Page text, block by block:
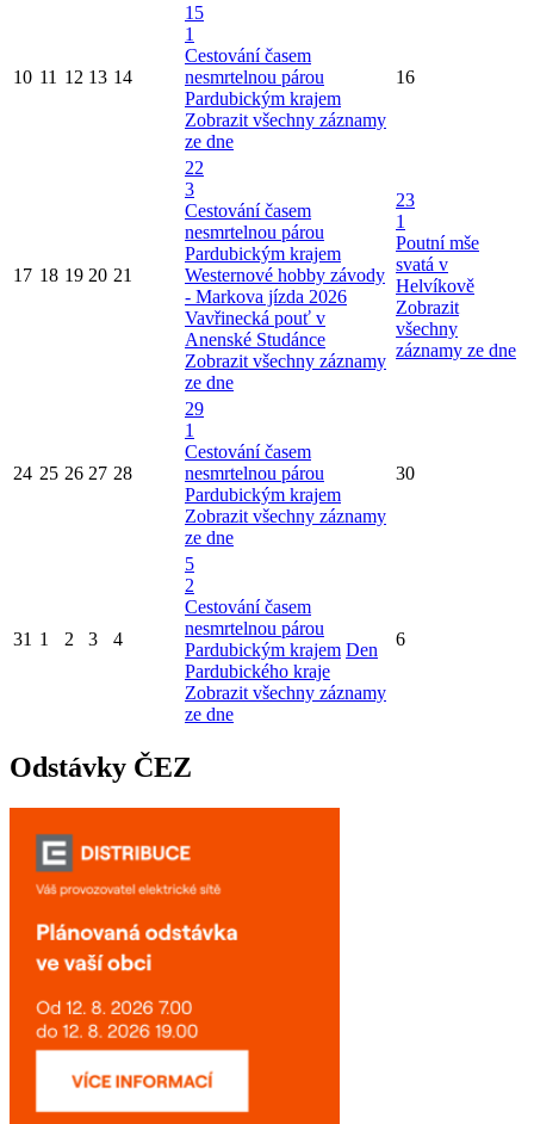
10 11 12 13 14
15
1
Cestování časem
nesmrtelnou párou
Pardubickým krajem
Zobrazit všechny záznamy
ze dne
16
17 18 19 20 21
22
3
Cestování časem
nesmrtelnou párou
Pardubickým krajem
Westernové hobby závody
- Markova jízda 2026
Vavřinecká pouť v
Anenské Studánce
Zobrazit všechny záznamy
ze dne
23
1
Poutní mše
svatá v
Helvíkově
Zobrazit
všechny
záznamy ze dne
24 25 26 27 28
29
1
Cestování časem
nesmrtelnou párou
Pardubickým krajem
Zobrazit všechny záznamy
ze dne
30
31 1 2 3 4
5
2
Cestování časem
nesmrtelnou párou
Pardubickým krajem Den
Pardubického kraje
Zobrazit všechny záznamy
ze dne
6
Odstávky ČEZ